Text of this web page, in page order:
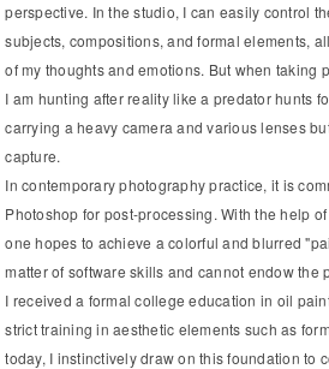
perspective. In the studio, I can easily control
subjects, compositions, and formal elements,
of my thoughts and emotions. But when taking
I am hunting after reality like a predator hunts
carrying a heavy camera and various lenses
capture.
In contemporary photography practice, it is
Photoshop for post-processing. With the help
one hopes to achieve a colorful and blurred
matter of software skills and cannot endow the
I received a formal college education in oil
strict training in aesthetic elements such as
today, I instinctively draw on this foundation to